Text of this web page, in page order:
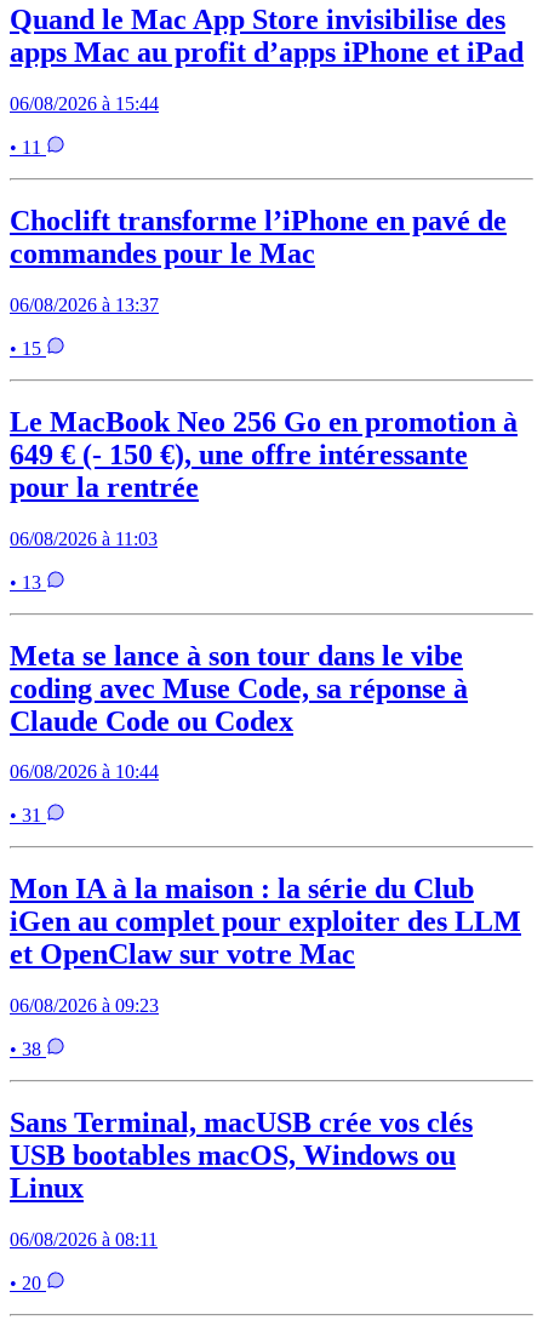
Quand le Mac App Store invisibilise des
apps Mac au profit d’apps iPhone et iPad
06/08/2026 à 15:44
• 11
Choclift transforme l’iPhone en pavé de
commandes pour le Mac
06/08/2026 à 13:37
• 15
Le MacBook Neo 256 Go en promotion à
649 € (- 150 €), une offre intéressante
pour la rentrée
06/08/2026 à 11:03
• 13
Meta se lance à son tour dans le vibe
coding avec Muse Code, sa réponse à
Claude Code ou Codex
06/08/2026 à 10:44
• 31
Mon IA à la maison : la série du Club
iGen au complet pour exploiter des LLM
et OpenClaw sur votre Mac
06/08/2026 à 09:23
• 38
Sans Terminal, macUSB crée vos clés
USB bootables macOS, Windows ou
Linux
06/08/2026 à 08:11
• 20